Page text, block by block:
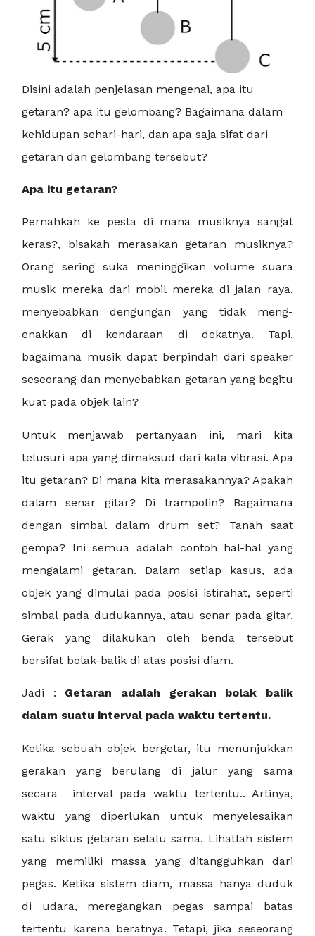
Disini adalah penjelasan mengenai, apa itu
getaran? apa itu gelombang? Bagaimana dalam
kehidupan sehari-hari, dan apa saja sifat dari
getaran dan gelombang tersebut?
Apa itu getaran?
Pernahkah ke pesta di mana musiknya sangat
keras?, bisakah merasakan getaran musiknya?
Orang sering suka meninggikan volume suara
musik mereka dari mobil mereka di jalan raya,
menyebabkan dengungan yang tidak meng-
enakkan di kendaraan di dekatnya. Tapi,
bagaimana musik dapat berpindah dari speaker
seseorang dan menyebabkan getaran yang begitu
kuat pada objek lain?
Untuk menjawab pertanyaan ini, mari kita
telusuri apa yang dimaksud dari kata vibrasi. Apa
itu getaran? Di mana kita merasakannya? Apakah
dalam senar gitar? Di trampolin? Bagaimana
dengan simbal dalam drum set? Tanah saat
gempa? Ini semua adalah contoh hal-hal yang
mengalami getaran. Dalam setiap kasus, ada
objek yang dimulai pada posisi istirahat, seperti
simbal pada dudukannya, atau senar pada gitar.
Gerak yang dilakukan oleh benda tersebut
bersifat bolak-balik di atas posisi diam.
Jadi : Getaran adalah gerakan bolak balik
dalam suatu interval pada waktu tertentu.
Ketika sebuah objek bergetar, itu menunjukkan
gerakan yang berulang di jalur yang sama
secara
interval pada waktu tertentu.. Artinya,
waktu yang diperlukan untuk menyelesaikan
satu siklus getaran selalu sama. Lihatlah sistem
yang memiliki massa yang ditangguhkan dari
pegas. Ketika sistem diam, massa hanya duduk
di udara, meregangkan pegas sampai batas
tertentu karena beratnya. Tetapi, jika seseorang